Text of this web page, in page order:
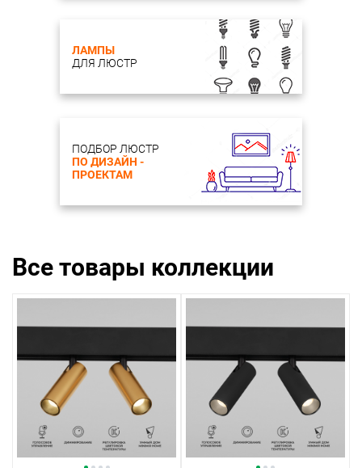
ЛАМПЫ
ДЛЯ ЛЮСТР
ПОДБОР ЛЮСТР
ПО ДИЗАЙН -
ПРОЕКТАМ
Все товары коллекции